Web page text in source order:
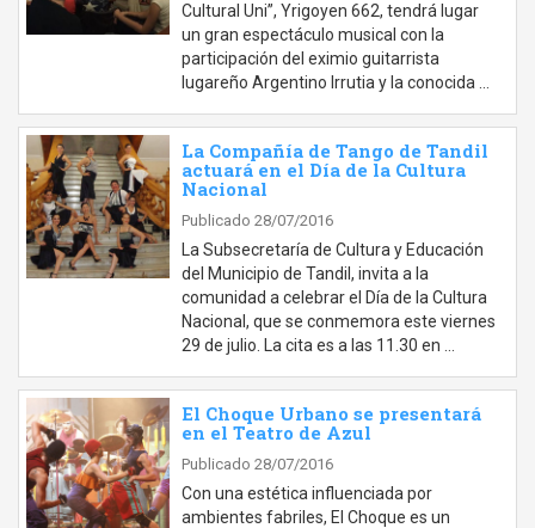
Cultural Uni”, Yrigoyen 662, tendrá lugar
un gran espectáculo musical con la
participación del eximio guitarrista
lugareño Argentino Irrutia y la conocida …
La Compañía de Tango de Tandil
actuará en el Día de la Cultura
Nacional
Publicado 28/07/2016
La Subsecretaría de Cultura y Educación
del Municipio de Tandil, invita a la
comunidad a celebrar el Día de la Cultura
Nacional, que se conmemora este viernes
29 de julio. La cita es a las 11.30 en …
El Choque Urbano se presentará
en el Teatro de Azul
Publicado 28/07/2016
Con una estética influenciada por
ambientes fabriles, El Choque es un